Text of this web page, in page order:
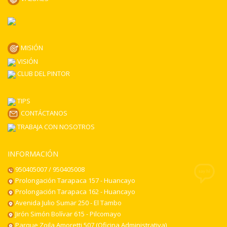
la
página
de
MISIÓN
VISIÓN
CLUB DEL PINTOR
TIPS
CONTÁCTANOS
TRABAJA CON NOSOTROS
INFORMACIÓN
950405007 / 950405008
Prolongación Tarapaca 157 - Huancayo
Prolongación Tarapaca 162 - Huancayo
Avenida Julio Sumar 250 - El Tambo
Jirón Simón Bolívar 615 - Pilcomayo
Parque Zoila Amoretti 507 (Oficina Administrativa)